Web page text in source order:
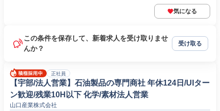
気になる
この条件を保存して、新着求人を受け取りませ
んか？
受け取る
正社員
【宇部/法人営業】石油製品の専門商社 年休124日/UIター
ン歓迎/残業10H以下 化学/素材法人営業
山口産業株式会社